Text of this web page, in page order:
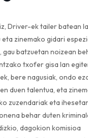
Driver-ek tailer batean
eta zinemako gidari
gau batzuetan noizean
txofer gisa lan
bere nagusiak, ondo
duen talentua, eta
zuzendariak eta
behar duten
dagokion komisioa